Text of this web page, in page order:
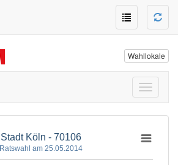
Wahllokale
Toggle
Stadt Köln - 70106
Ratswahl am 25.05.2014